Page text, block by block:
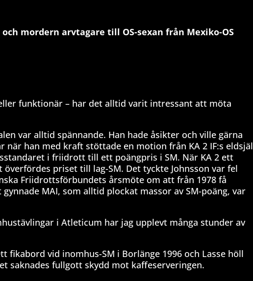
mordern arvtagare till OS-sexan från Mexiko-OS
funktionär – har det alltid varit intressant att möta
var alltid spännande. Han hade åsikter och ville gärna
han med kraft stöttade en motion från KA 2 IF:s eldsjäl
i friidrott till ett poängpris i SM. När KA 2 ett
priset till lag-SM. Det tyckte Johnsson var fel
Friidrottsförbundets årsmöte om att från 1978 få
MAI, som alltid plockat massor av SM-poäng, var
i Atleticum har jag upplevt många stunder av
fikabord vid inomhus-SM i Borlänge 1996 och Lasse höll
saknades fullgott skydd mot kaffeserveringen.